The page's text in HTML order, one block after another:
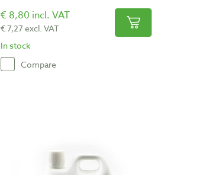
€ 8,80 incl. VAT
€ 7,27 excl. VAT
In stock
Compare